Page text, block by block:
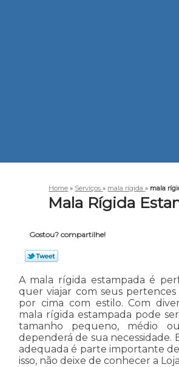
Home » Serviços» mala rígida» mala
Mala Rígida
Gostou? compartilhe!
A mala rígida estampada é
quer viajar com seus pertences
por cima com estilo. Com
mala rígida estampada pode
tamanho pequeno, médio
dependerá de sua necessidade.
adequada é parte importante
isso, não deixe de conhecer a